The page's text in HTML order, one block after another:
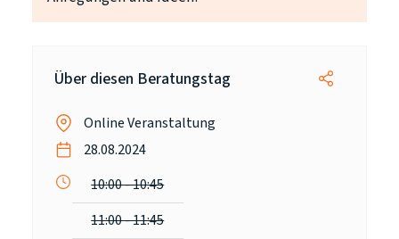
Über diesen Beratungstag
Online Veranstaltung
28.08.2024
10:00 - 10:45
11:00 - 11:45